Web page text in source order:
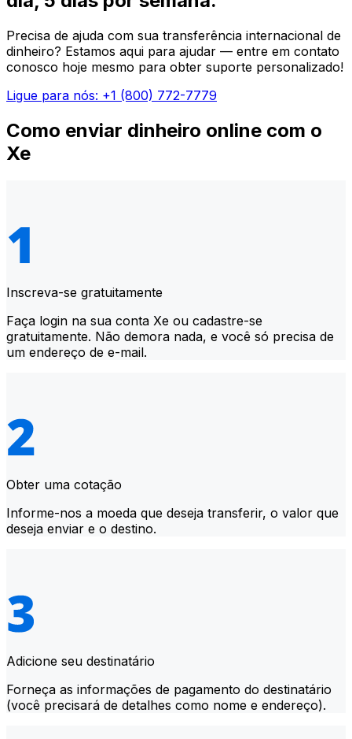
Precisa de ajuda com sua transferência internacional de
dinheiro? Estamos aqui para ajudar — entre em contato
conosco hoje mesmo para obter suporte personalizado!
Ligue para nós: +1 (800) 772-7779
Como enviar dinheiro online com o
Xe
Inscreva-se gratuitamente
Faça login na sua conta Xe ou cadastre-se
gratuitamente. Não demora nada, e você só precisa de
um endereço de e-mail.
Obter uma cotação
Informe-nos a moeda que deseja transferir, o valor que
deseja enviar e o destino.
Adicione seu destinatário
Forneça as informações de pagamento do destinatário
(você precisará de detalhes como nome e endereço).